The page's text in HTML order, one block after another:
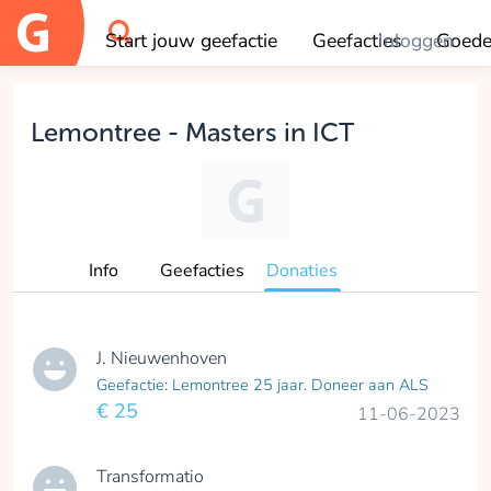
Start jouw geefactie GeefactiesInloggen
OK
Lemontree - Masters in ICT
Info Geefacties Donaties
J. Nieuwenhoven
Geefactie: Lemontree 25 jaar. Doneer aan ALS
€ 25 11-06-2023
Transformatio